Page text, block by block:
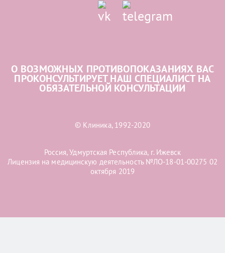
О ВОЗМОЖНЫХ ПРОТИВОПОКАЗАНИЯХ ВАС
ПРОКОНСУЛЬТИРУЕТ НАШ СПЕЦИАЛИСТ НА
ОБЯЗАТЕЛЬНОЙ КОНСУЛЬТАЦИИ
© Клиника, 1992-2020
Россия, Удмуртская Республика, г. Ижевск
Лицензия на медицинскую деятельность №ЛО-18-01-00275 02
октября 2019